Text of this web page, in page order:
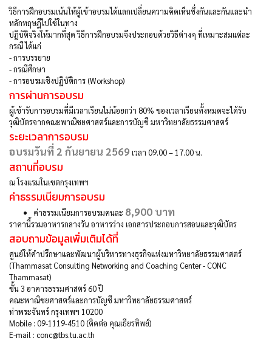
วิธีการฝึกอบรมเน้นให้ผู้เข้าอบรมได้แลกเปลี่ยนความคิดเห็นซึ่งกันและกันและนำ
หลักทฤษฎีไปใช้ในทาง
ปฎิบัติจริงให้มากที่สุด วิธีการฝึกอบรมจึงประกอบด้วยวิธีต่างๆ ที่เหมาะสมแต่ละ
กรณี ได้แก่
-การบรรยาย
-กรณีศึกษา
-การอบรมเชิงปฏิบัติการ (Workshop)
การผ่านการอบรม
ผู้เข้ารับการอบรมที่มีเวลาเรียนไม่น้อยกว่า 80% ของเวลาเรียนทั้งหมดจะได้รับ
วุฒิบัตรจากคณะพาณิชยศาสตร์และการบัญชี มหาวิทยาลัยธรรมศาสตร์
ระยะเวลาการอบรม
อบรมวันที่ 2 กันยายน 2569 เวลา 09.00 – 17.00 น.
สถานที่อบรม
ณ โรงแรมในเขตกรุงเทพฯ
ค่าธรรมเนียมการอบรม
ค่าธรรมเนียมการอบรมคนละ 8,900 บาท
ราคานี้รวมอาหารกลางวัน อาหารว่าง เอกสารประกอบการสอนและวุฒิบัตร
สอบถามข้อมูลเพิ่มเติมได้ที่
ศูนย์ให้คำปรึกษาและพัฒนาผู้บริหารทางธุรกิจแห่งมหาวิทยาลัยธรรมศาสตร์
(Thammasat Consulting Networking and Coaching Center - CONC
Thammasat)
ชั้น 3 อาคารธรรมศาสตร์ 60 ปี
คณะพาณิชยศาสตร์และการบัญชี มหาวิทยาลัยธรรมศาสตร์
ท่าพระจันทร์ กรุงเทพฯ 10200
Mobile : 09-1119-4510 (ติดต่อ คุณเธียรทิพย์)
E-mail : conc@tbs.tu.ac.th